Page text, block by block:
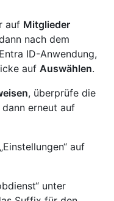
auf Mitglieder
nach dem
ID-Anwendung,
auf Auswählen.
, überprüfe die
erneut auf
auf
unter